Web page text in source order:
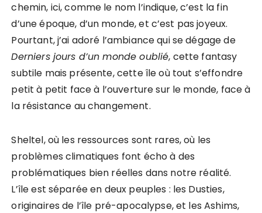
chemin, ici, comme le nom l’indique, c’est la fin
d’une époque, d’un monde, et c’est pas joyeux.
Pourtant, j’ai adoré l’ambiance qui se dégage de
Derniers jours d’un monde oublié, cette fantasy
subtile mais présente, cette île où tout s’effondre
petit à petit face à l’ouverture sur le monde, face à
la résistance au changement.
Sheltel, où les ressources sont rares, où les
problèmes climatiques font écho à des
problématiques bien réelles dans notre réalité.
L’île est séparée en deux peuples : les Dusties,
originaires de l’île pré-apocalypse, et les Ashims,